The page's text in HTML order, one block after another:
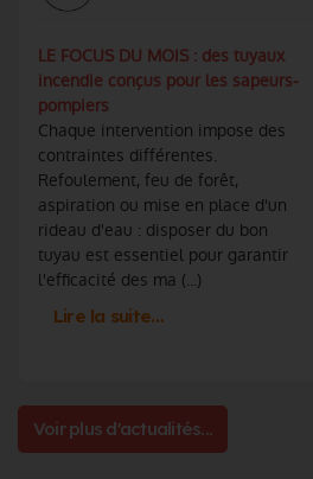
LE FOCUS DU MOIS : des tuyaux
incendie conçus pour les sapeurs-
pompiers
Chaque intervention impose des
contraintes différentes.
Refoulement, feu de forêt,
aspiration ou mise en place d'un
rideau d'eau : disposer du bon
tuyau est essentiel pour garantir
l'efficacité des ma (...)
Lire la suite…
Voir plus d'actualités...